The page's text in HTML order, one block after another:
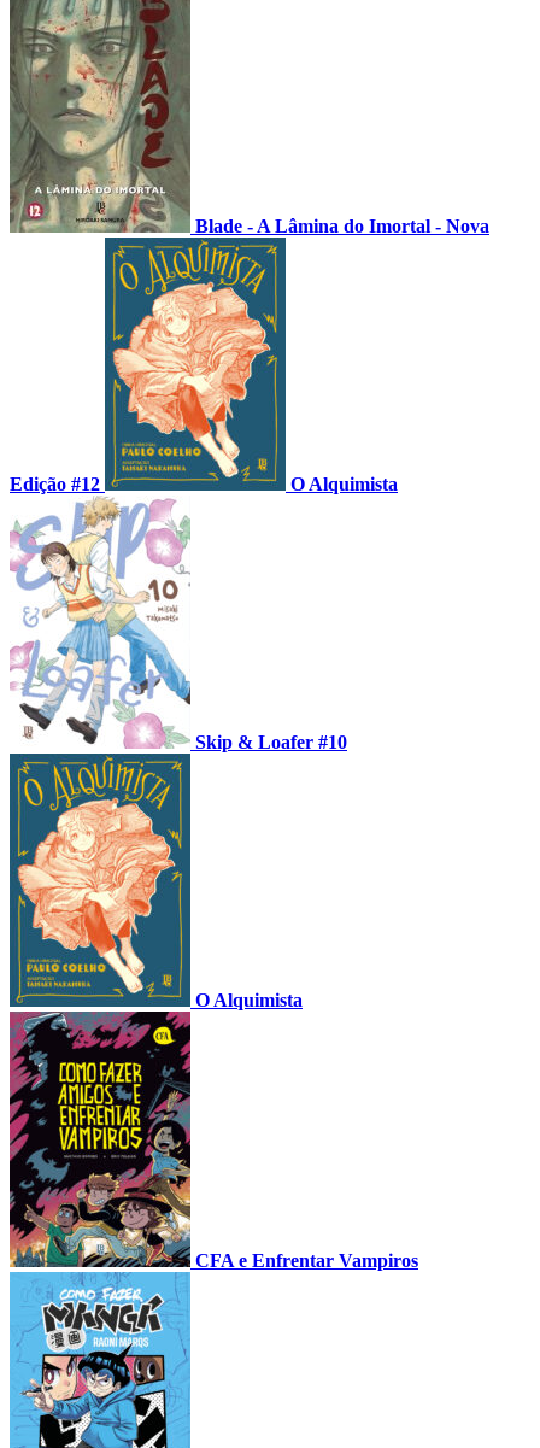
Blade - A Lâmina do Imortal - Nova
Edição #12 O Alquimista
Skip & Loafer #10
O Alquimista
CFA e Enfrentar Vampiros